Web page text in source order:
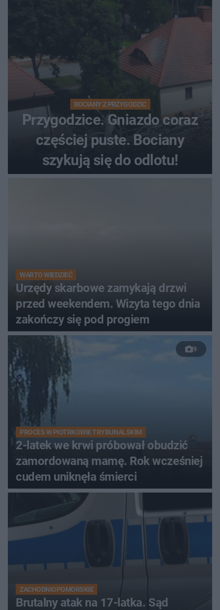
BOCIANY Z PRZYGODZIC
Przygodzice. Gniazdo coraz
częściej puste. Bociany
szykują się do odlotu!
WARTO WIEDZIEĆ
Urzędy skarbowe zamykają drzwi
przed weekendem. Wizyta tego dnia
zakończy się pod progiem
9
PROCES W PIOTRKOWIE TRYBUNALSKIM
2-latek we krwi próbował obudzić
zamordowaną mamę. Rok wcześniej
cudem uniknęła śmierci
ZACHODNIOPOMORSKIE
Brutalny atak na 17-latka. Sąd